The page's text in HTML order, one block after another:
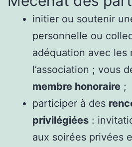
initier ou soutenir
personnelle ou
adéquation avec les
l’association ; vous
membre honoraire ;
participer à des
privilégiées :
aux soirées privées